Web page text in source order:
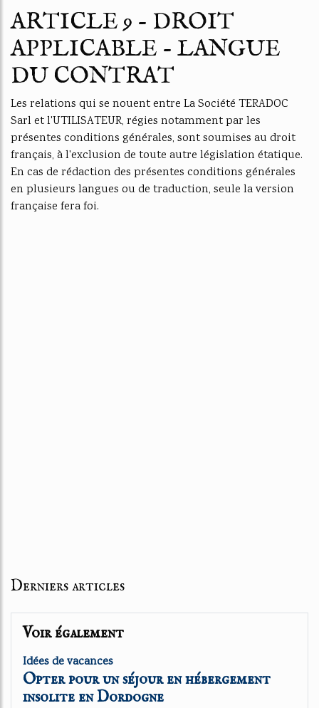
ARTICLE 9 - DROIT
APPLICABLE - LANGUE
DU CONTRAT
Les relations qui se nouent entre La Société TERADOC
Sarl et l'UTILISATEUR, régies notamment par les
présentes conditions générales, sont soumises au droit
français, à l'exclusion de toute autre législation étatique.
En cas de rédaction des présentes conditions générales
en plusieurs langues ou de traduction, seule la version
française fera foi.
Derniers articles
Voir également
Idées de vacances
Opter pour un séjour en hébergement
insolite en Dordogne